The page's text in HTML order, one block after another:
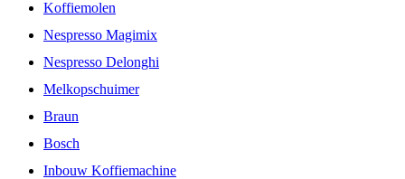
Koffiemolen
Nespresso Magimix
Nespresso Delonghi
Melkopschuimer
Braun
Bosch
Inbouw Koffiemachine